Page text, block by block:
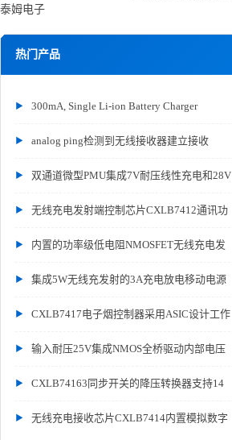
热门产品
300mA, Single Li-ion Battery Charger
analog ping检测到无线接收器建立接收
双通道微型PMU集成7V耐压线性充电和28V
无线充电发射端控制芯片CXLB7412通讯功
内置的功率级低电阻NMOSFET无线充电发
集成5W无线充发射的3A充电放电移动电源
CXLB7417电子烟控制器采用ASIC设计工作
输入耐压25V集成NMOS全桥驱动内部电压
CXLB74163同步开关的降压转换器支持14
无线充电接收芯片CXLB7414内置模拟数字
泰姆电子